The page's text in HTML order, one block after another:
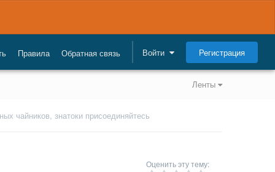
Правила Обратная связь Войти Регистрация
Ленты
чайников, знатоки присоединяйтесь
Оценить эту тему: